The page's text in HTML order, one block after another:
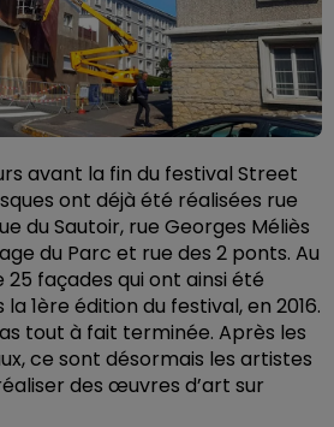
avant la fin du festival Street
ont déjà été réalisées rue
du Sautoir, rue Georges Méliès
du Parc et rue des 2 ponts. Au
façades qui ont ainsi été
1ère édition du festival, en 2016.
tout à fait terminée. Après les
ce sont désormais les artistes
des œuvres d’art sur